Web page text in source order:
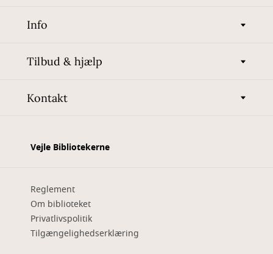
Info
Tilbud & hjælp
Kontakt
Vejle Bibliotekerne
Reglement
Om biblioteket
Privatlivspolitik
Tilgængelighedserklæring